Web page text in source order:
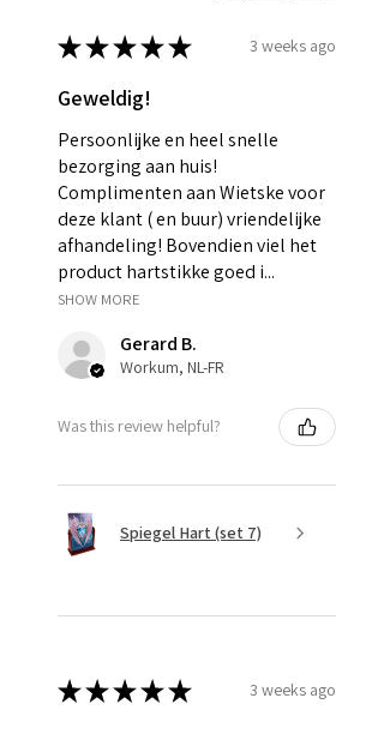
★★★★★ 3 weeks ago
Geweldig!
Persoonlijke en heel snelle
bezorging aan huis!
Complimenten aan Wietske voor
deze klant ( en buur) vriendelijke
afhandeling! Bovendien viel het
product hartstikke goed i...
SHOW MORE
Gerard B.
Workum, NL-FR
Was this review helpful?
Spiegel Hart (set 7)
★★★★★ 3 weeks ago